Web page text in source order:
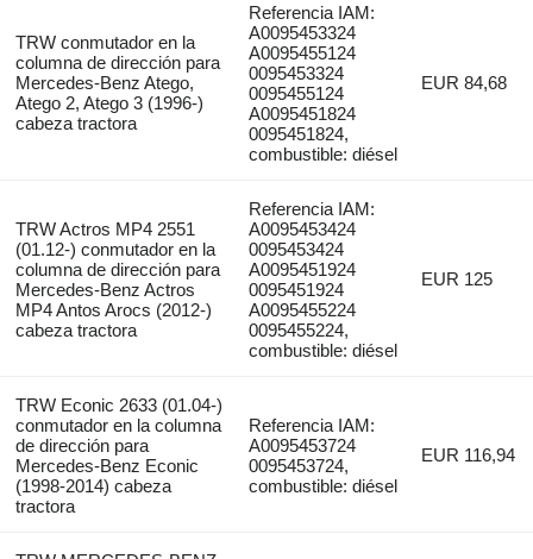
TRW conmutador en la
columna de dirección para
Mercedes-Benz Atego,
Atego 2, Atego 3 (1996-)
cabeza tractora
Referencia IAM:
A0095453324
A0095455124
0095453324
0095455124
A0095451824
0095451824,
combustible: diésel
EUR 84,68
TRW Actros MP4 2551
(01.12-) conmutador en la
columna de dirección para
Mercedes-Benz Actros
MP4 Antos Arocs (2012-)
cabeza tractora
Referencia IAM:
A0095453424
0095453424
A0095451924
0095451924
A0095455224
0095455224,
combustible: diésel
EUR 125
TRW Econic 2633 (01.04-)
conmutador en la columna
de dirección para
Mercedes-Benz Econic
(1998-2014) cabeza
tractora
Referencia IAM:
A0095453724
0095453724,
combustible: diésel
EUR 116,94